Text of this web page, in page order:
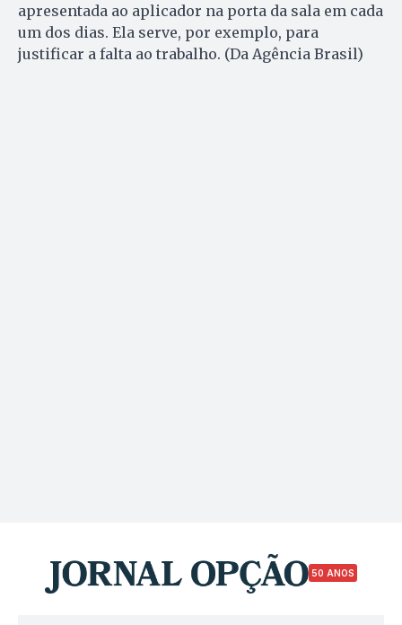
apresentada ao aplicador na porta da sala em cada
um dos dias. Ela serve, por exemplo, para
justificar a falta ao trabalho. (Da Agência Brasil)
50 ANOS